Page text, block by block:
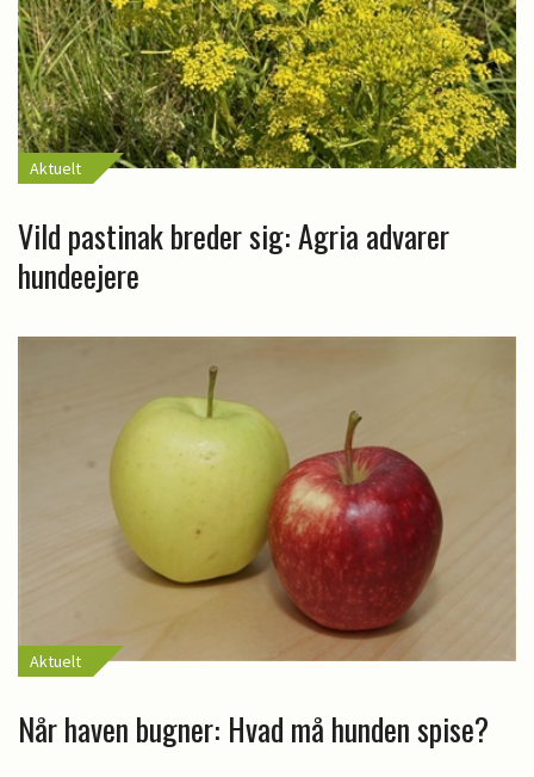
Aktuelt
Vild pastinak breder sig: Agria advarer
hundeejere
Aktuelt
Når haven bugner: Hvad må hunden spise?